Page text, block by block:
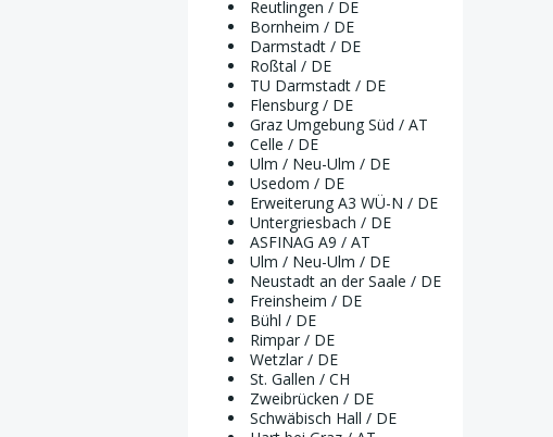
Reutlingen / DE
Bornheim / DE
Darmstadt / DE
Roßtal / DE
TU Darmstadt / DE
Flensburg / DE
Graz Umgebung Süd / AT
Celle / DE
Ulm / Neu-Ulm / DE
Usedom / DE
Erweiterung A3 WÜ-N / DE
Untergriesbach / DE
ASFINAG A9 / AT
Ulm / Neu-Ulm / DE
Neustadt an der Saale / DE
Freinsheim / DE
Bühl / DE
Rimpar / DE
Wetzlar / DE
St. Gallen / CH
Zweibrücken / DE
Schwäbisch Hall / DE